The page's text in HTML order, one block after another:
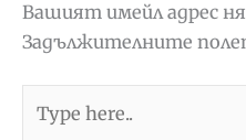
Вашият имейл адрес
Задължителните
here..